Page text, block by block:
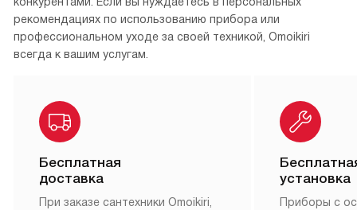
рекомендациях по использованию прибора или
профессиональном уходе за своей техникой, Omoikiri
всегда к вашим услугам.
Бесплатная
доставка
При заказе сантехники Omoikiri,
установка
Приборы с